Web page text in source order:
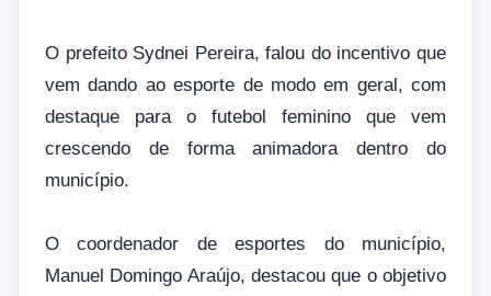
O prefeito Sydnei Pereira, falou do incentivo que
vem dando ao esporte de modo em geral, com
destaque para o futebol feminino que vem
crescendo de forma animadora dentro do
município.
O coordenador de esportes do município,
Manuel Domingo Araújo, destacou que o objetivo